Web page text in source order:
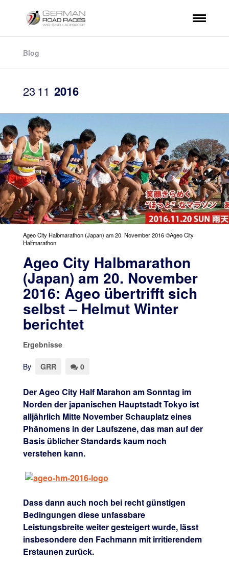
Blog
23 11 2016
Ageo City Halbmarathon (Japan) am 20. November 2016 ©Ageo City
Halfmarathon
Ageo City Halbmarathon
(Japan) am 20. November
2016: Ageo übertrifft sich
selbst – Helmut Winter
berichtet
Ergebnisse
By GRR 0
Der Ageo City Half Marahon am Sonntag im
Norden der japanischen Hauptstadt Tokyo ist
alljährlich Mitte November Schauplatz eines
Phänomens in der Laufszene, das man auf der
Basis üblicher Standards kaum noch
verstehen kann.
Dass dann auch noch bei recht günstigen
Bedingungen diese unfassbare
Leistungsbreite weiter gesteigert wurde, lässt
insbesondere den Fachmann mit irritierendem
Erstaunen zurück.